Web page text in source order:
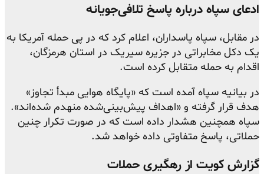
ادعای سپاه درباره پاسخ تلافی‌جویانه
در مقابل، سپاه پاسداران، اعلام کرد که در پی حمله آمریکا به
یک دکل مخابراتی در جزیره سیریک در استان هرمزگان،
اقدام به حمله متقابل کرده است.
در بیانیه سپاه آمده است که «پایگاه هوایی مبدأ تجاوز»
هدف قرار گرفته و «اهداف پیش‌بینی‌شده منهدم شده‌اند».
سپاه همچنین هشدار داده است که در صورت تکرار چنین
حملاتی، پاسخ متفاوتی داده خواهد شد.
گزارش کویت از رهگیری حملات